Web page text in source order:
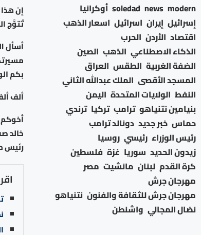
إن
تُتوَّج
أسأل
بكم
ألف
خالد
رئيس
modern
news
soledad أوكرانيا
إسرائيل إيران اسرائيل اسعار الذهب
اقتصاد الأردن الحرب
الذكاء الاصطناعي الذهب الصين
الضفة الغربية الطقس العراق
المسجد الأقصى الملك عبدالله الثاني
النفط الولايات المتحدة اليمن
بنيامين نتنياهو ترامب تركيا ترندي
حماس خبر جديد دونالد ترامب
رئيس الوزراء رئيسي روسيا
زيدون الحديد سوريا غزة فلسطين
كرة القدم لبنان مانشيت مصر
مهرجان جرش
مهرجان جرش للثقافة والفنون نتنياهو
نضال المجالي واشنطن